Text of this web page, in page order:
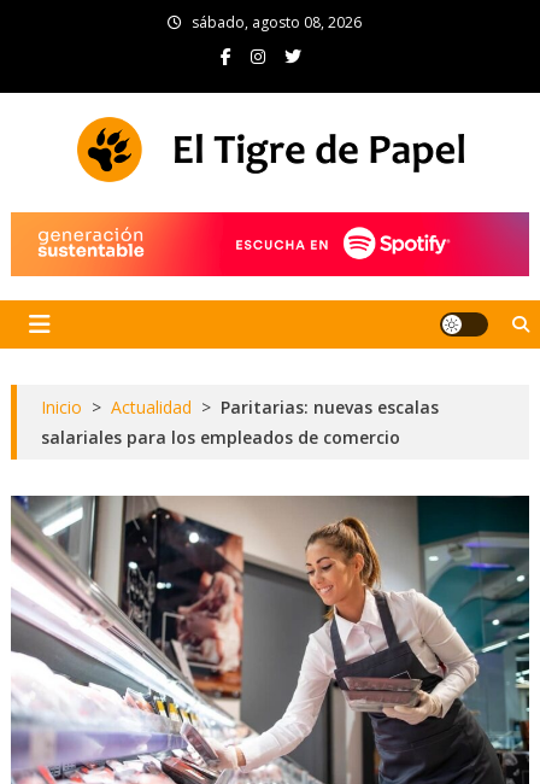
sábado, agosto 08, 2026
Inicio > Actualidad > Paritarias: nuevas escalas
salariales para los empleados de comercio